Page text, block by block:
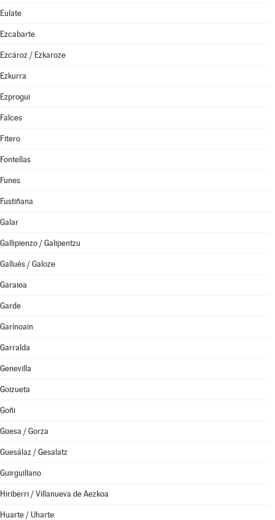
Eulate
Ezcabarte
Ezcároz / Ezkaroze
Ezkurra
Ezprogui
Falces
Fitero
Fontellas
Funes
Fustiñana
Galar
Gallipienzo / Galipentzu
Gallués / Galoze
Garaioa
Garde
Garínoain
Garralda
Genevilla
Goizueta
Goñi
Güesa / Gorza
Guesálaz / Gesalatz
Guirguillano
Hiriberri / Villanueva de Aezkoa
Huarte / Uharte